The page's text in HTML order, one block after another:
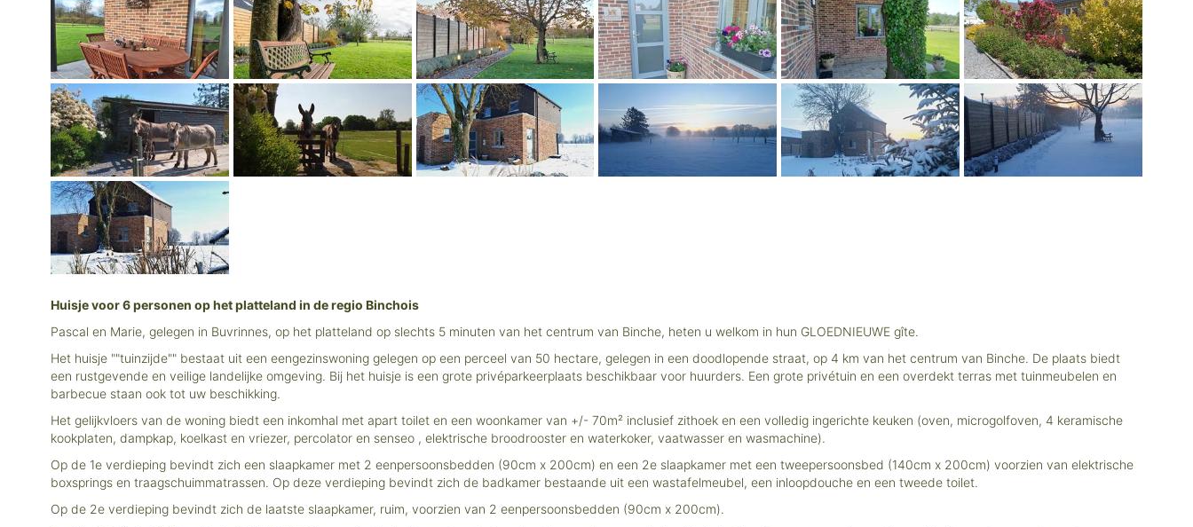
Huisje voor 6 personen op het platteland in de regio Binchois
Pascal en Marie, gelegen in Buvrinnes, op het platteland op slechts 5 minuten van het centrum van Binche, heten u welkom in hun GLOEDNIEUWE gîte.
Het huisje ""tuinzijde"" bestaat uit een eengezinswoning gelegen op een perceel van 50 hectare, gelegen in een doodlopende straat, op 4 km van het centrum van Binche. De plaats biedt
een rustgevende en veilige landelijke omgeving. Bij het huisje is een grote privéparkeerplaats beschikbaar voor huurders. Een grote privétuin en een overdekt terras met tuinmeubelen en
barbecue staan ook tot uw beschikking.
Het gelijkvloers van de woning biedt een inkomhal met apart toilet en een woonkamer van +/- 70m² inclusief zithoek en een volledig ingerichte keuken (oven, microgolfoven, 4 keramische
kookplaten, dampkap, koelkast en vriezer, percolator en senseo , elektrische broodrooster en waterkoker, vaatwasser en wasmachine).
Op de 1e verdieping bevindt zich een slaapkamer met 2 eenpersoonsbedden (90cm x 200cm) en een 2e slaapkamer met een tweepersoonsbed (140cm x 200cm) voorzien van elektrische
boxsprings en traagschuimmatrassen. Op deze verdieping bevindt zich de badkamer bestaande uit een wastafelmeubel, een inloopdouche en een tweede toilet.
Op de 2e verdieping bevindt zich de laatste slaapkamer, ruim, voorzien van 2 eenpersoonsbedden (90cm x 200cm).